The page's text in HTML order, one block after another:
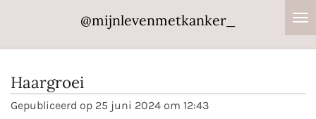
hoofdinhoud
@mijnlevenmetkanker_
Haargroei
Gepubliceerd op 25 juni 2024 om 12:43